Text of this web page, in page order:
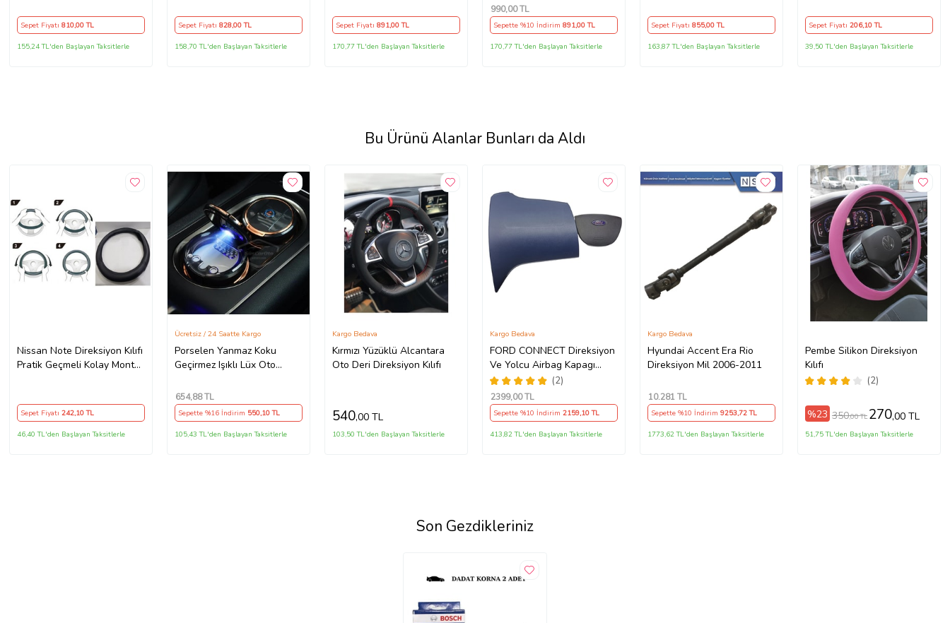
Sepet Fiyatı 810,00 TL
155,24 TL'den Başlayan Taksitlerle
Sepet Fiyatı 828,00 TL
158,70 TL'den Başlayan Taksitlerle
Sepet Fiyatı 891,00 TL
170,77 TL'den Başlayan Taksitlerle
990,00 TL
Sepette %10 İndirim 891,00 TL
170,77 TL'den Başlayan Taksitlerle
Sepet Fiyatı855,00 TL
163,87 TL'den Başlayan Taksitlerle
Sepet Fiyatı206,10 TL
39,50 TL'den Başlayan Taksitlerle
Bu Ürünü Alanlar Bunları da Aldı
Nissan Note Direksiyon Kılıfı
Pratik Geçmeli Kolay Montaj
Sepet Fiyatı 242,10 TL
46,40 TL'den Başlayan Taksitlerle
Porselen Yanmaz Koku
Geçirmez Işıklı Lüx Oto
Spor Araç İçi Küllük Gold
Ücretsiz / 24 Saatte Kargo
654,88 TL
Sepette %16 İndirim 550,10 TL
105,43 TL'den Başlayan Taksitlerle
Kırmızı Yüzüklü Alcantara
Oto Deri Direksiyon Kılıfı
Kargo Bedava
540,00 TL
103,50 TL'den Başlayan Taksitlerle
FORD CONNECT Direksiyon
Ve Yolcu Airbag Kapagı
Takım (2009-2014) İthal
Üretim
(2)
Kargo Bedava
2399,00 TL
Sepette %10 İndirim 2159,10 TL
413,82 TL'den Başlayan Taksitlerle
Hyundai Accent Era Rio
Direksiyon Mil 2006-2011
Kargo Bedava
10.281TL
Sepette %10 İndirim9253,72 TL
1773,62 TL'den Başlayan Taksitlerle
Pembe Silikon Direksiyon
Kılıfı
(2)
%23 350,00 TL 270,00 TL
51,75 TL'den Başlayan Taksitlerle
Son Gezdikleriniz